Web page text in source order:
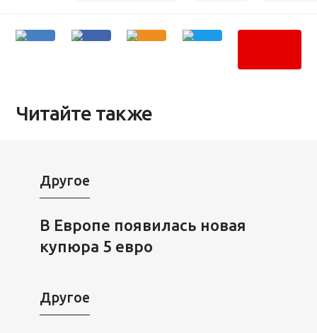
Читайте также
Другое
В Европе появилась новая
купюра 5 евро
Другое